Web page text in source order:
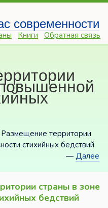
современности
Книги Обратная связь
территории
стихийных бедствий
—Далее
страны в зоне
бедствий